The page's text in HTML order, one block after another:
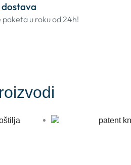
dostava
paketa u roku od 24h!